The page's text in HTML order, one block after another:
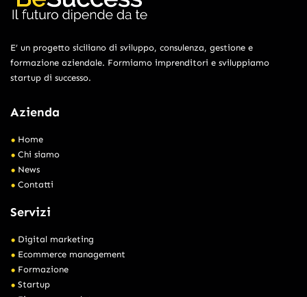
E’ un progetto siciliano di sviluppo, consulenza, gestione e
formazione aziendale. Formiamo imprenditori e sviluppiamo
startup di successo.
Azienda
Home
Chi siamo
News
Contatti
Servizi
Digital marketing
Ecommerce management
Formazione
Startup